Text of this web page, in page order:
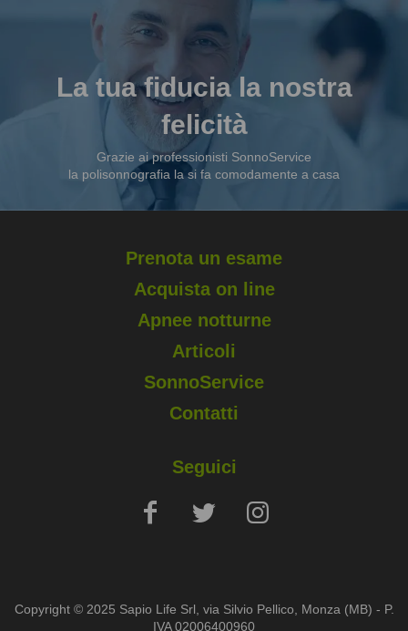
La tua fiducia la nostra
felicità
Grazie ai professionisti SonnoService
la polisonnografia la si fa comodamente a casa
Prenota un esame
Acquista on line
Apnee notturne
Articoli
SonnoService
Contatti
Seguici
Copyright © 2025 Sapio Life Srl, via Silvio Pellico, Monza (MB) - P.
IVA 02006400960